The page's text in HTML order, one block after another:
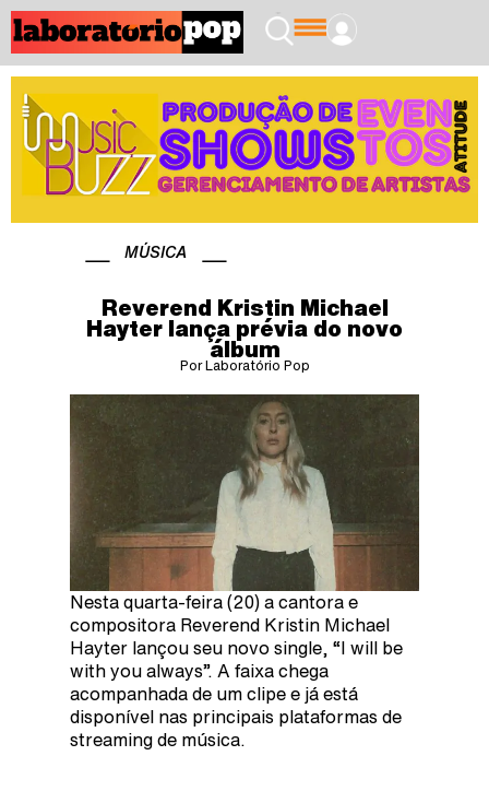
MÚSICA
Reverend Kristin Michael
Hayter lança prévia do novo
álbum
Por Laboratório Pop
Nesta quarta-feira (20) a cantora e
compositora Reverend Kristin Michael
Hayter lançou seu novo single, “I will be
with you always”. A faixa chega
acompanhada de um clipe e já está
disponível nas principais plataformas de
streaming de música.